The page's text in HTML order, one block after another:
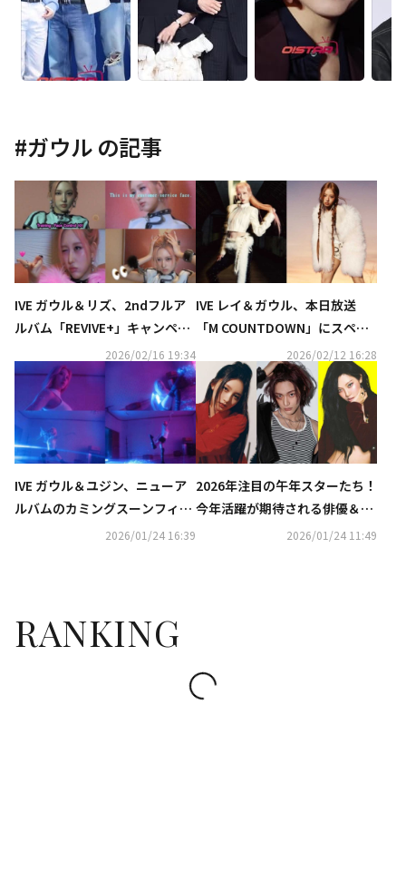
#ガウル の記事
IVE ガウル＆リズ、2ndフルア
ルバム「REVIVE+」キャンペー
ンフィルムを公開2026/02/16 19:34
IVE レイ＆ガウル、本日放送
「M COUNTDOWN」にスペシ
ャルMCとして登場！新曲のス
テージ初披露も
2026/02/12 16:28
IVE ガウル＆ユジン、ニューア
ルバムのカミングスーンフィル
2026/01/24 16:39
2026年注目の午年スターたち！
今年活躍が期待される俳優＆ア
2026/01/24 11:49
RANKING